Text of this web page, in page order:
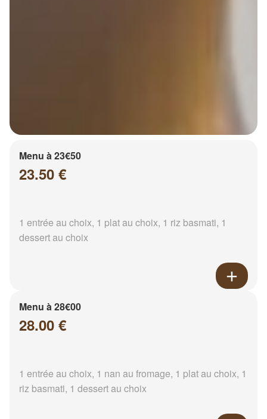
Menu à 23€50
23.50 €
1 entrée au choix, 1 plat au choix, 1 riz basmati, 1
dessert au choix
Menu à 28€00
28.00 €
1 entrée au choix, 1 nan au fromage, 1 plat au choix, 1
riz basmati, 1 dessert au choix